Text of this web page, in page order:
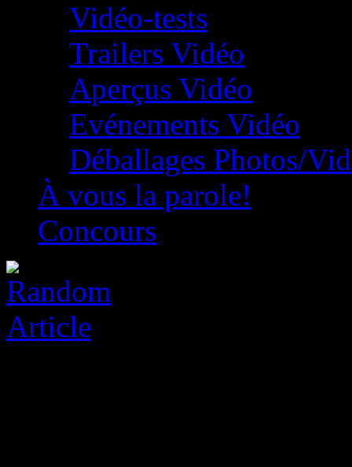
Vidéo-tests
Trailers Vidéo
Aperçus Vidéo
Evénements Vidéo
Déballages Photos/
À vous la parole!
Concours